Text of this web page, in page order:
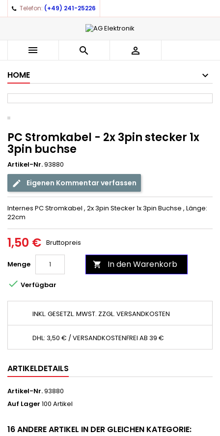
Telefon: (+49) 241-25226
  
HOME
PC Stromkabel - 2x 3pin stecker 1x
3pin buchse
Artikel-Nr.93880
Eigenen Kommentar verfassen
Internes PC Stromkabel , 2x 3pin Stecker 1x 3pin Buchse , Länge:
22cm
1,50 € Bruttopreis
Menge  In den Warenkorb
 Verfügbar
INKL. GESETZL. MWST. ZZGL. VERSANDKOSTEN
DHL: 3,50 € / VERSANDKOSTENFREI AB 39 €
ARTIKELDETAILS
Artikel-Nr.93880
Auf Lager 100 Artikel
16 ANDERE ARTIKEL IN DER GLEICHEN KATEGORIE: